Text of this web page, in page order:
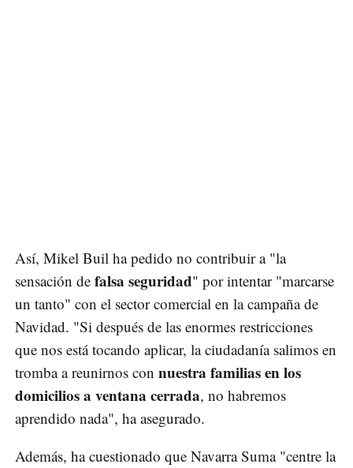
Así, Mikel Buil ha pedido no contribuir a "la
sensación de falsa seguridad" por intentar "marcarse
un tanto" con el sector comercial en la campaña de
Navidad. "Si después de las enormes restricciones
que nos está tocando aplicar, la ciudadanía salimos en
tromba a reunirnos con nuestra familias en los
domicilios a ventana cerrada, no habremos
aprendido nada", ha asegurado.
Además, ha cuestionado que Navarra Suma "centre la